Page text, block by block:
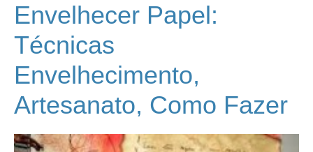
Envelhecer Papel:
Técnicas
Envelhecimento,
Artesanato, Como Fazer